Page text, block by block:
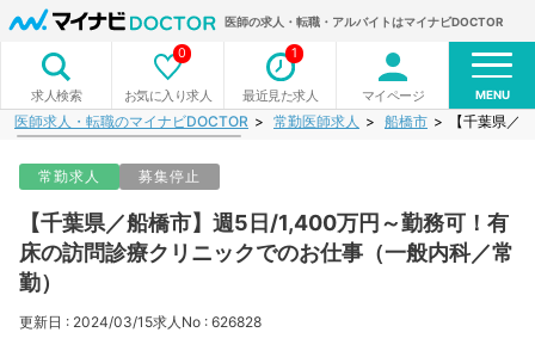
医師の求人・転職・アルバイトはマイナビDOCTOR
求人検索 お気に入り求人
0
最近見た求人
1
マイページ MENU
医師求人・転職のマイナビDOCTOR 常勤医師求人 船橋市 【千葉県／
常勤求人 募集停止
【千葉県／船橋市】週5日/1,400万円～勤務可！有
床の訪問診療クリニックでのお仕事（一般内科／常
勤）
更新日 : 2024/03/15求人No : 626828